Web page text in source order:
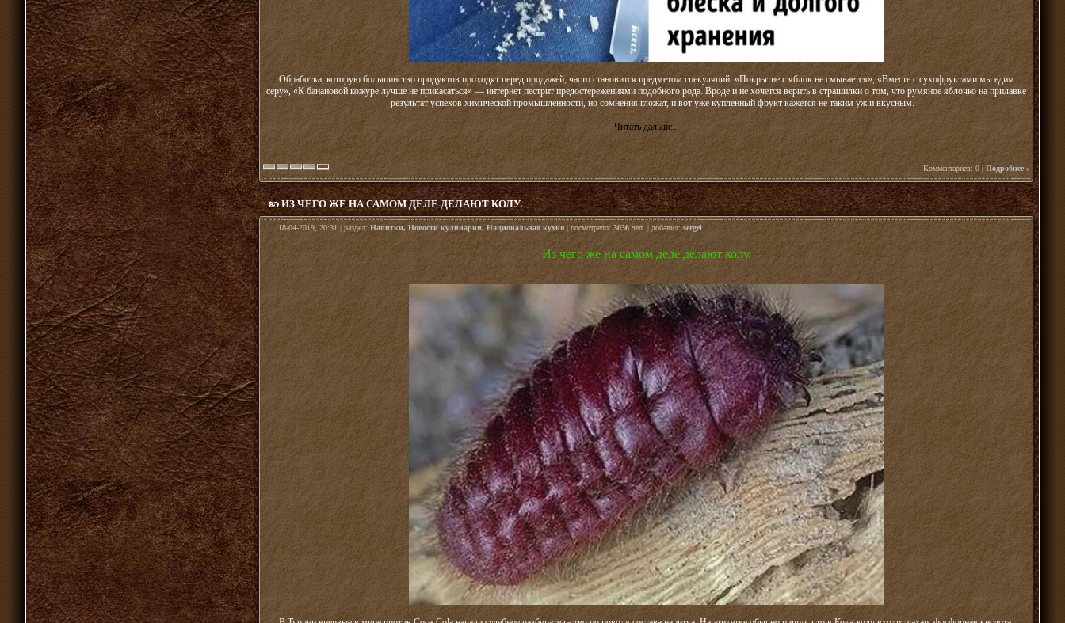
Обработка, которую большинство продуктов проходят перед продажей, часто становится предметом спекуляций. «Покрытие с яблок не смывается», «Вместе с сухофруктами мы едим
серу», «К банановой кожуре лучше не прикасаться» — интернет пестрит предостережениями подобного рода. Вроде и не хочется верить в страшилки о том, что румяное яблочко на прилавке
— результат успехов химической промышленности, но сомнения гложат, и вот уже купленный фрукт кажется не таким уж и вкусным.
Читать дальше...
Комментариев: 0 |Подробнее »
ИЗ ЧЕГО ЖЕ НА САМОМ ДЕЛЕ ДЕЛАЮТ КОЛУ.
18-04-2019, 20:31 | раздел:Напитки, Новости кулинарии,Национальная кухня | посмотрело: 3036чел. | добавил:sergei
Из чего же на самом деле делают колу.